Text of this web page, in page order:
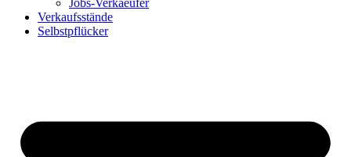
Jobs-Verkaeufer
Verkaufsstände
Selbstpflücker